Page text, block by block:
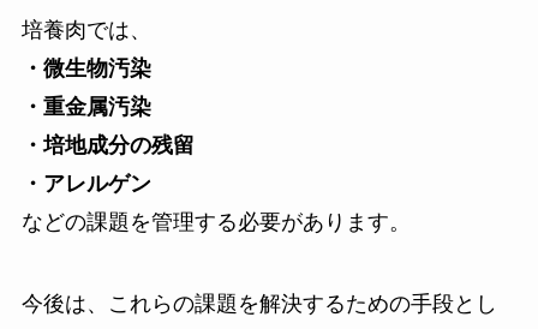
培養肉では、
・微生物汚染
・重金属汚染
・培地成分の残留
・アレルゲン
などの課題を管理する必要があります。
今後は、これらの課題を解決するための手段とし